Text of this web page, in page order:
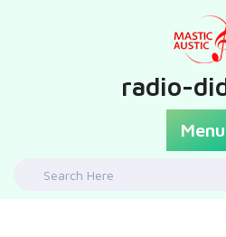
radio-
Menu
Search